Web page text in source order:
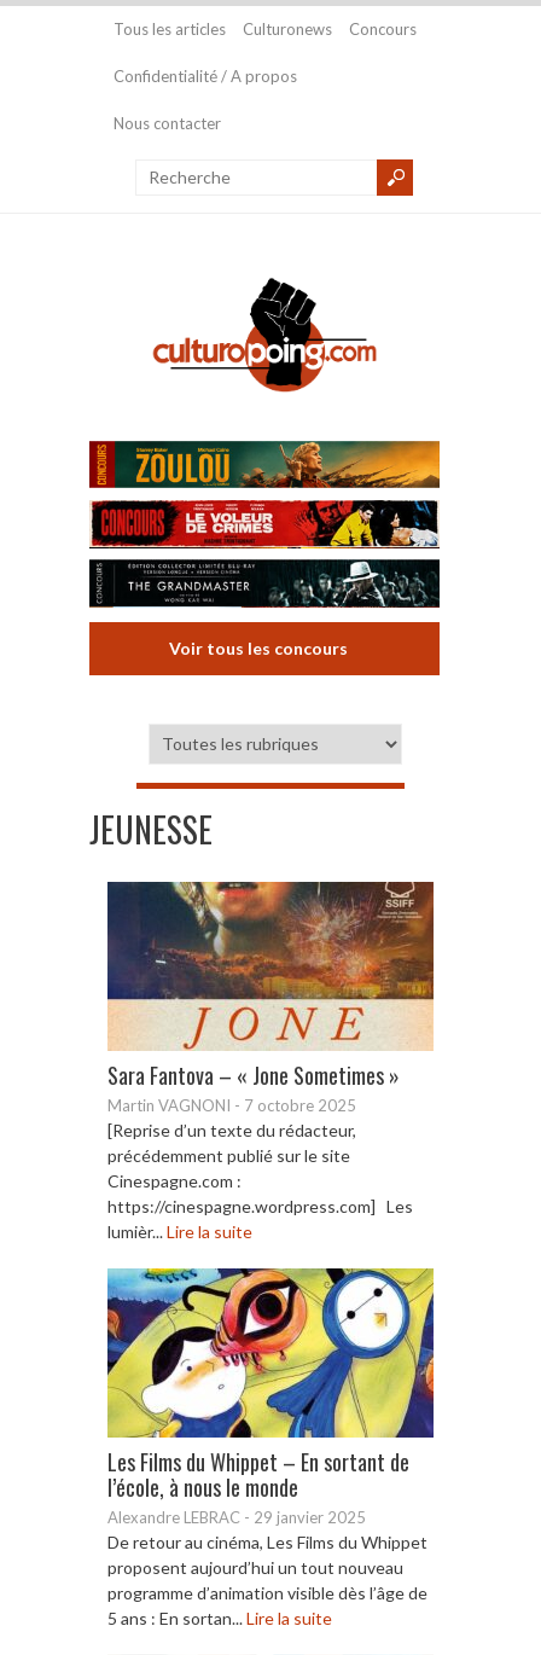
Tous les articles Culturonews Concours
Confidentialité / A propos
Nous contacter
Voir tous les concours
JEUNESSE
Sara Fantova – « Jone Sometimes »
Martin VAGNONI - 7 octobre 2025
[Reprise d’un texte du rédacteur,
précédemment publié sur le site
Cinespagne.com :
https://cinespagne.wordpress.com] Les
lumièr...Lire la suite
Les Films du Whippet – En sortant de
l’école, à nous le monde
Alexandre LEBRAC - 29 janvier 2025
De retour au cinéma, Les Films du Whippet
proposent aujourd’hui un tout nouveau
programme d’animation visible dès l’âge de
5 ans : En sortan...Lire la suite